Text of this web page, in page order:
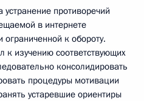
противоречий
в интернете
к обороту.
к изучению соответствующих
консолидировать
процедуры мотивации
устаревшие ориентиры